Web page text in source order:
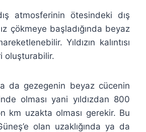
atmosferinin ötesindeki dış
çökmeye başladığında beyaz
Yıldızın kalıntısı
oluşturabilir.
da gezegenin beyaz cücenin
olması yani yıldızdan 800
km uzakta olması gerekir. Bu
olan uzaklığında ya da